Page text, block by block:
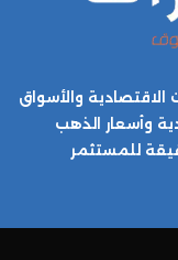
والأسواق
وأسعار الذهب
للمستثمر